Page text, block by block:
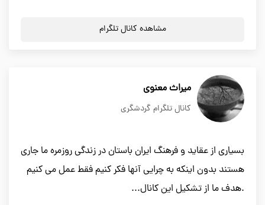
مشاهده کانال تلگرام
میراث معنوی
کانال تلگرام گردشگری
بسیاری از عقاید و فرهنگ ایران باستان در زندگی روزمره ما جاری
هستند بدون اینکه به چرایی آنها فکر کنیم فقط عمل می کنیم
.هدف ما از تشکیل این کانال...